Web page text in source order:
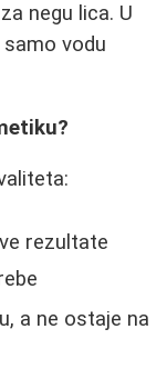
negu lica. U
vodu
rezultate
a ne ostaje na